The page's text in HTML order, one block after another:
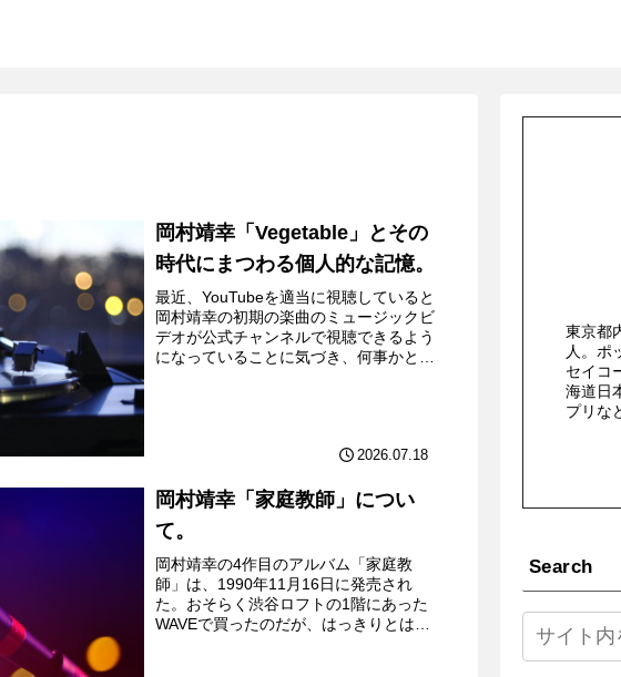
岡村靖幸「Vegetable」とその
時代にまつわる個人的な記憶。
最近、YouTubeを適当に視聴していると
岡村靖幸の初期の楽曲のミュージックビ
デオが公式チャンネルで視聴できるよう
になっていることに気づき、何事かと思
2026.07.18
岡村靖幸「家庭教師」につい
て。
岡村靖幸の4作目のアルバム「家庭教
師」は、1990年11月16日に発売され
た。おそらく渋谷ロフトの1階にあった
WAVEで買ったのだが、はっきりとは覚
東京都
人。ポ
セイコ
海道日
プリな
Search